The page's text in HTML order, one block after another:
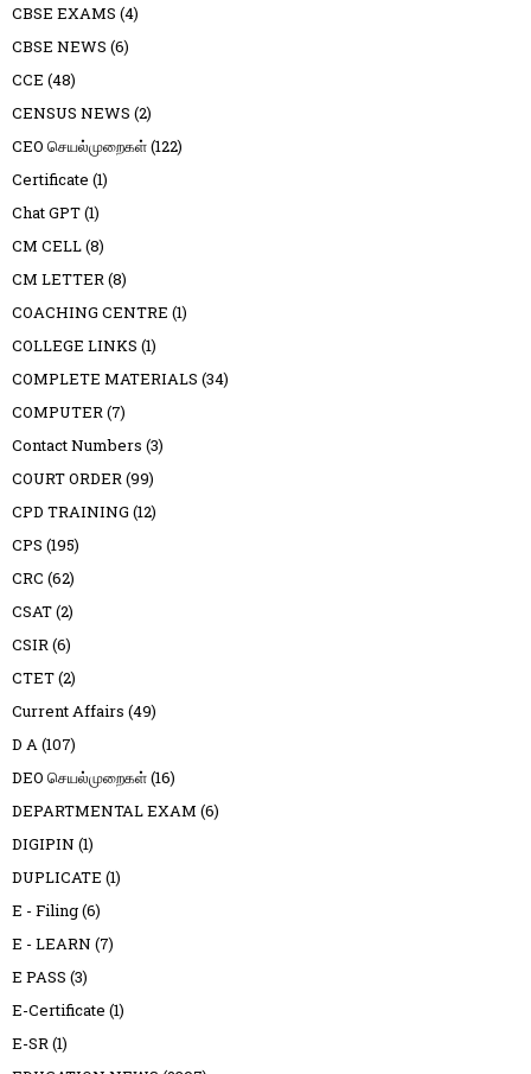
CBSE EXAMS (4)
CBSE NEWS (6)
CCE (48)
CENSUS NEWS (2)
CEO செயல்முறைகள்(122)
Certificate (1)
Chat GPT(1)
CM CELL(8)
CM LETTER(8)
COACHING CENTRE (1)
COLLEGE LINKS (1)
COMPLETE MATERIALS (34)
COMPUTER(7)
Contact Numbers (3)
COURT ORDER(99)
CPD TRAINING (12)
CPS (195)
CRC (62)
CSAT(2)
CSIR(6)
CTET(2)
Current Affairs (49)
D A(107)
DEO செயல்முறைகள்(16)
DEPARTMENTAL EXAM (6)
DIGIPIN (1)
DUPLICATE (1)
E - Filing(6)
E - LEARN (7)
E PASS (3)
E-Certificate (1)
E-SR(1)